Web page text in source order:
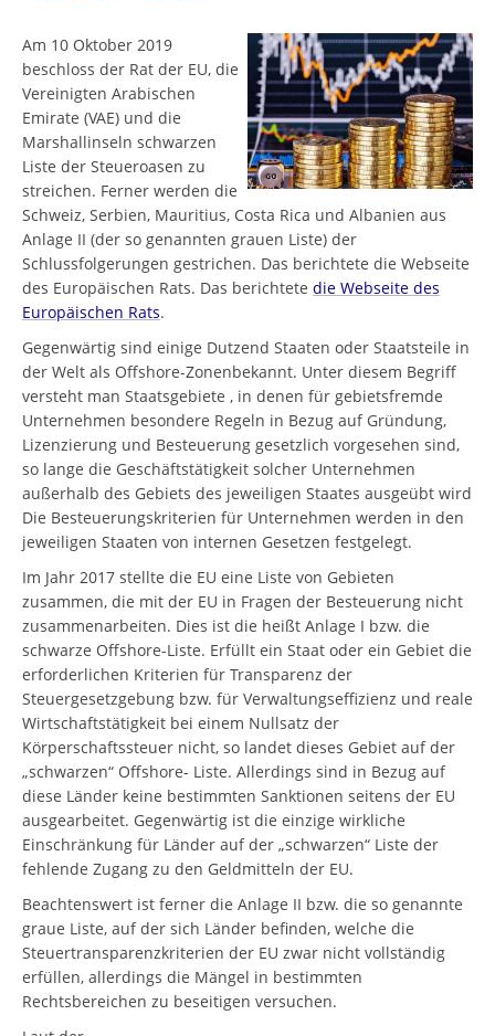
Am 10 Oktober 2019
beschloss der Rat der EU, die
Vereinigten Arabischen
Emirate (VAE) und die
Marshallinseln schwarzen
Liste der Steueroasen zu
streichen. Ferner werden die
Schweiz, Serbien, Mauritius, Costa Rica und Albanien aus
Anlage II (der so genannten grauen Liste) der
Schlussfolgerungen gestrichen. Das berichtete die Webseite
des Europäischen Rats. Das berichtete die Webseite des
Europäischen Rats.
Gegenwärtig sind einige Dutzend Staaten oder Staatsteile in
der Welt als Offshore-Zonenbekannt. Unter diesem Begriff
versteht man Staatsgebiete , in denen für gebietsfremde
Unternehmen besondere Regeln in Bezug auf Gründung,
Lizenzierung und Besteuerung gesetzlich vorgesehen sind,
so lange die Geschäftstätigkeit solcher Unternehmen
außerhalb des Gebiets des jeweiligen Staates ausgeübt wird
Die Besteuerungskriterien für Unternehmen werden in den
jeweiligen Staaten von internen Gesetzen festgelegt.
Im Jahr 2017 stellte die EU eine Liste von Gebieten
zusammen, die mit der EU in Fragen der Besteuerung nicht
zusammenarbeiten. Dies ist die heißt Anlage I bzw. die
schwarze Offshore-Liste. Erfüllt ein Staat oder ein Gebiet die
erforderlichen Kriterien für Transparenz der
Steuergesetzgebung bzw. für Verwaltungseffizienz und reale
Wirtschaftstätigkeit bei einem Nullsatz der
Körperschaftssteuer nicht, so landet dieses Gebiet auf der
„schwarzen“ Offshore- Liste. Allerdings sind in Bezug auf
diese Länder keine bestimmten Sanktionen seitens der EU
ausgearbeitet. Gegenwärtig ist die einzige wirkliche
Einschränkung für Länder auf der „schwarzen“ Liste der
fehlende Zugang zu den Geldmitteln der EU.
Beachtenswert ist ferner die Anlage II bzw. die so genannte
graue Liste, auf der sich Länder befinden, welche die
Steuertransparenzkriterien der EU zwar nicht vollständig
erfüllen, allerdings die Mängel in bestimmten
Rechtsbereichen zu beseitigen versuchen.